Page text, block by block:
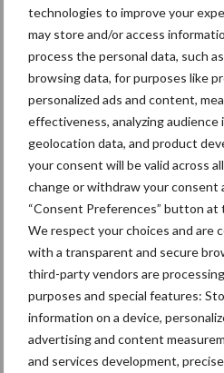
technologies to improve your
may store and/or access
process the personal data, such
browsing data, for purposes like
personalized ads and content,
effectiveness, analyzing
geolocation data, and product
your consent will be valid across
change or withdraw your consent
“Consent Preferences” button
We respect your choices and are
with a transparent and secure
third-party vendors are
purposes and special features:
information on a device,
advertising and content
and services development,
“Grond is
gezonde
Meer lezen over:
Maak uw keuze